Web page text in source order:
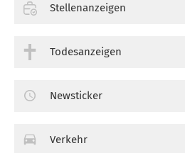
Stellenanzeigen
Todesanzeigen
Newsticker
Verkehr